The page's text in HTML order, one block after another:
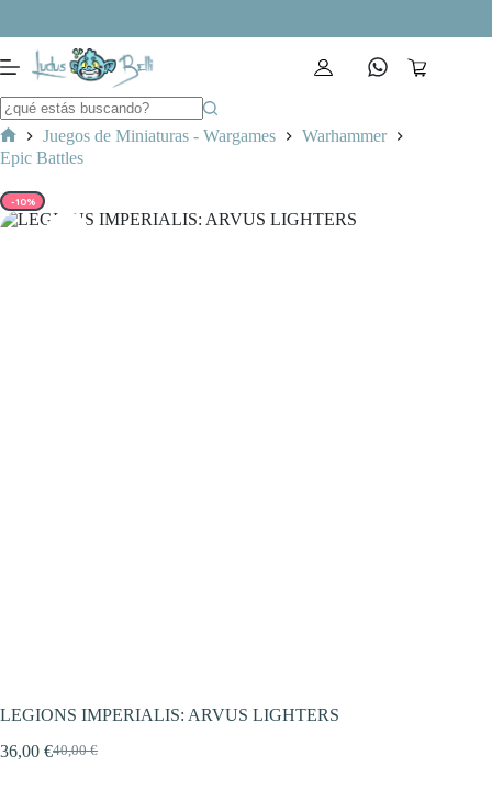
contenido
Carro
Inicio
Juegos de Miniaturas - Wargames
Warhammer
Epic Battles
-10%
LEGIONS IMPERIALIS: ARVUS LIGHTERS
40,00€
El
36,00 €El